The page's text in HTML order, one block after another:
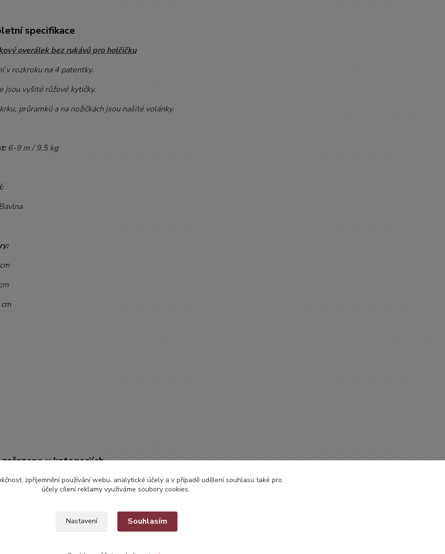
specifikace
overálek bez rukávů pro holčičku
v rozkroku na 4 patentky.
jsou vyšité růžové kytičky.
průramků a na nožičkách jsou našité volánky.
6-9 m / 9,5 kg
v kategoriích
OVERÁLKY, KOMBINÉZKY Overálky bez rukávů
zpříjemnění používání webu, analytické účely a v případě udělení souhlasu také pro
účely cílení reklamy využíváme soubory cookies.
Nastavení Souhlasím